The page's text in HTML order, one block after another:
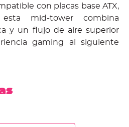
con placas base ATX,
mid-tower combina
y un flujo de aire superior
gaming al siguiente